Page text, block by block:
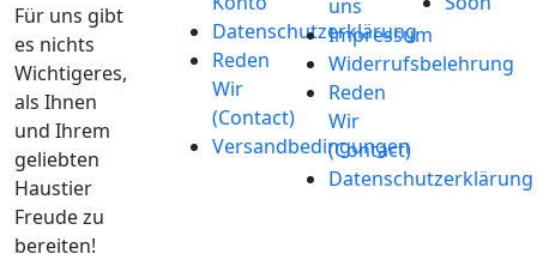
Für uns gibt
es nichts
Wichtigeres,
als Ihnen
und Ihrem
geliebten
Haustier
Freude zu
bereiten!
Datenschutzerklärung
Reden
Wir
(Contact)
Versandbedingungen
uns
Impressum
Widerrufsbelehrung
Reden
Wir
(Contact)
Datenschutzerklärung